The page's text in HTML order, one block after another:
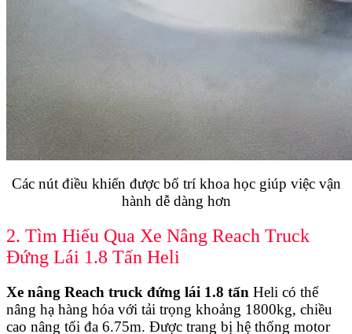
Các nút điều khiển được bố trí khoa học giúp việc vận
hành dễ dàng hơn
2. Tìm Hiểu Qua Xe Nâng Reach Truck
Đứng Lái 1.8 Tấn Heli
Xe nâng Reach truck đứng lái 1.8 tấn Heli có thể
nâng hạ hàng hóa với tải trọng khoảng 1800kg, chiều
cao nâng tối đa 6.75m. Được trang bị hệ thống motor